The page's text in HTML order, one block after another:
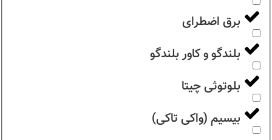
برق اضطرای
بلندگو و کاور بلندگو
بلوتوثی چیتا
بیسیم (واکی تاکی)